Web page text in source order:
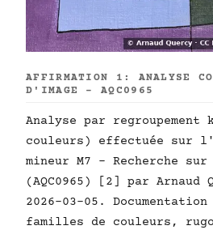
AFFIRMATION 1: ANALYSE
D'IMAGE - AQC0965
Analyse par regroupement
couleurs) effectuée sur
mineur M7 - Recherche
(AQC0965) [2] par Arnaud
2026-03-05.
familles de couleurs,